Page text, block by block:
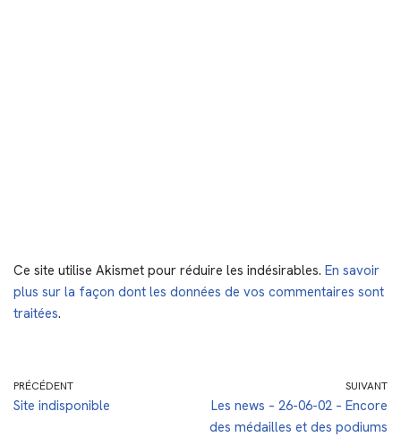
Ce site utilise Akismet pour réduire les indésirables. En savoir
plus sur la façon dont les données de vos commentaires sont
traitées.
PRÉCÉDENT
Site indisponible
SUIVANT
Les news – 26-06-02 – Encore
des médailles et des podiums